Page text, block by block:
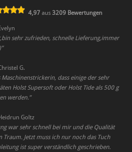
4,97 aus3209 Bewertungen
sehr zufrieden, schnelle Lieferung,immer
”
G.
Maschinenstrickerin, dass einige der sehr
Holst Supersoft oder Holst Tide als 500 g
werden.”
Goltz
war sehr schnell bei mir und die Qualität
Traum. Jetzt muss ich nur noch das Tuch
ist super verständlich geschrieben.